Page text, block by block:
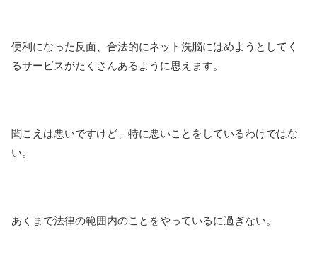
便利になった反面、合法的にネット洗脳にはめようとしてく
るサービスがたくさんあるように思えます。
聞こえは悪いですけど、特に悪いことをしているわけではな
い。
あくまで法律の範囲内のことをやっているに過ぎない。